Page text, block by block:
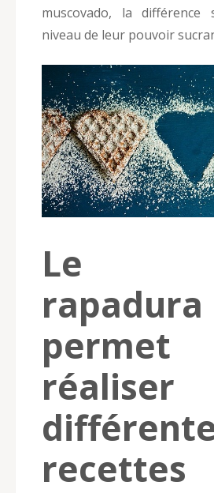
muscovado, la
niveau de leur pouvoir
Le
rapadura
réaliser
recettes